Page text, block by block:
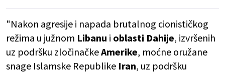
"Nakon agresije i napada brutalnog cionističkog
režima u južnom Libanu i oblasti Dahije, izvršenih
uz podršku zločinačkeAmerike, moćne oružane
snage Islamske Republike Iran, uz podršku